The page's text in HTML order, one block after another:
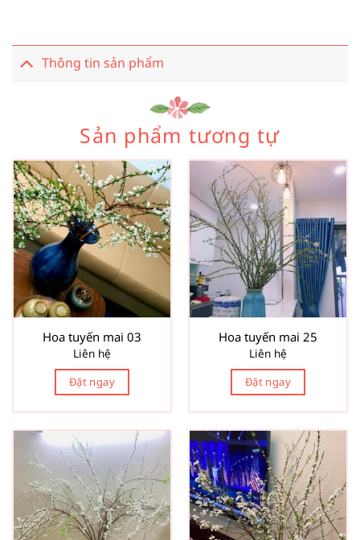
Thông tin sản phẩm
Sản phẩm tương tự
Hoa tuyến mai 03
Liên hệ
Đặt ngay
Hoa tuyến mai 25
Liên hệ
Đặt ngay